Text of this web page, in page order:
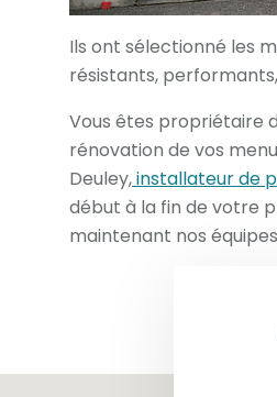
Ils ont sélectionné les
résistants,
Vous êtes propriétaire
rénovation de vos
Deuley,installateur de
début à la fin de votre
maintenant nos